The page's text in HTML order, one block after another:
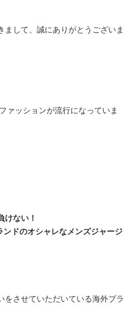
まして、誠にありがとうございま
ァッションが流行になっていま
けない！
ンドのオシャレなメンズジャージ
をさせていただいている海外ブラ